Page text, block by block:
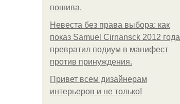
пошива.
Невеста без права выбора: как
показ Samuel Cirnansck 2012 года
превратил подиум в манифест
против принуждения.
Привет всем дизайнерам
интерьеров и не только!